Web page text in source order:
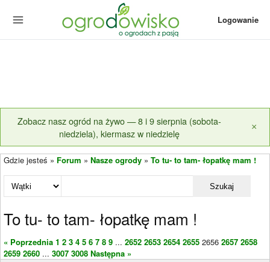
Logowanie
Zobacz nasz ogród na żywo — 8 i 9 sierpnia (sobota-
niedziela), kiermasz w niedzielę
×
Gdzie jesteś » Forum » Nasze ogrody » To tu- to tam- łopatkę mam !
Szukaj
To tu- to tam- łopatkę mam !
« Poprzednia 1 2 3 4 5 6 7 8 9 ... 2652 2653 2654 2655 2656 2657 2658
2659 2660 ... 3007 3008 Następna »